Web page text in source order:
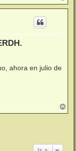
r
r
ahora en julio de
r